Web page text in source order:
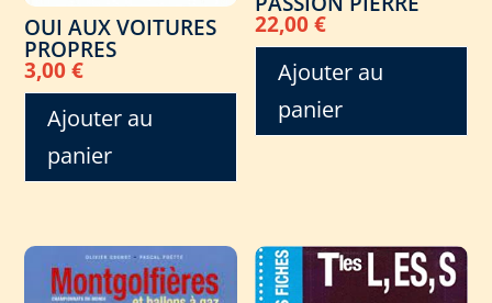
OUI AUX VOITURES
PROPRES
3,00€
Ajouter au
panier
22,00€
Ajouter au
panier